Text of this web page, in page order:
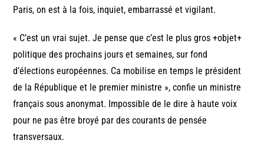
Paris, on est à la fois, inquiet, embarrassé et vigilant.
« C’est un vrai sujet. Je pense que c’est le plus gros +objet+
politique des prochains jours et semaines, sur fond
d’élections européennes. Ca mobilise en temps le président
de la République et le premier ministre », confie un ministre
français sous anonymat. Impossible de le dire à haute voix
pour ne pas être broyé par des courants de pensée
transversaux.